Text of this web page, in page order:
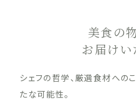
美食の
お届けい
シェフの哲学、厳選食材への
たな可能性。